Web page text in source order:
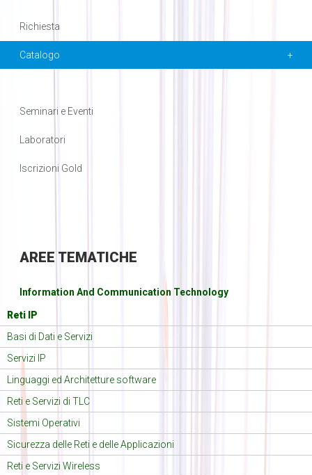
Richiesta
Catalogo
Seminari e Eventi
Laboratori
Iscrizioni Gold
AREE TEMATICHE
Information And Communication Technology
Reti IP
Basi di Dati e Servizi
Servizi IP
Linguaggi ed Architetture software
Reti e Servizi di TLC
Sistemi Operativi
Sicurezza delle Reti e delle Applicazioni
Reti e Servizi Wireless